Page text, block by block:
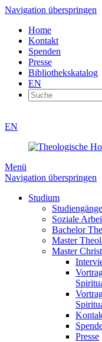
Navigation überspringen
Home
Kontakt
Spenden
Presse
Bibliothekskatalog
EN
EN
Menü
Navigation überspringen
Studium
Studiengänge
Soziale
Bachelor
Master
Master
Presse